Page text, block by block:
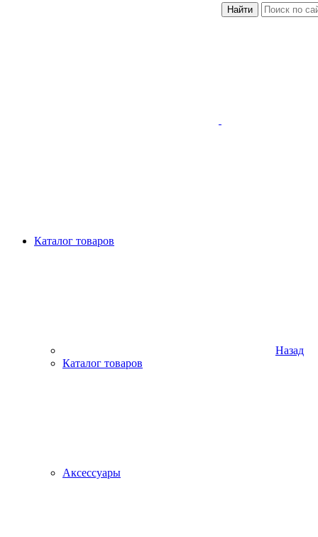
Найти
Каталог товаров
Назад
Каталог товаров
Аксессуары